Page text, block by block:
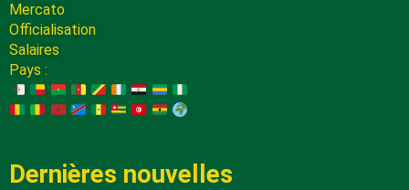
Mercato
Officialisation
Salaires
Pays :
Dernières nouvelles